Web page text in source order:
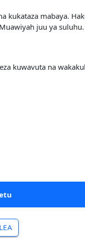
kukataza mabaya.
juu ya
kuwavuta na